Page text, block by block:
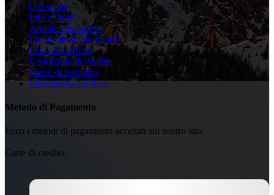
Chi siamo
Info e Orari
Atomic Center Pro
Lavorazioni laboratorio
Fai la tua offerta
Condizioni di vendita
Spese di trasporto
Informativa sui Resi
Metodo di Pagamento
Ecco i metodi di pagamento accettati sul nostro sito:
Carte di credito: